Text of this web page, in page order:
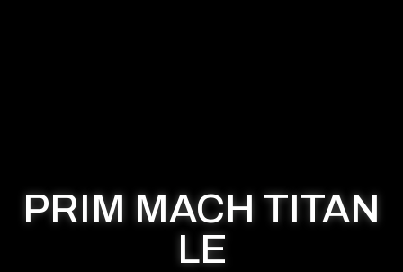
PRIM MACH TITAN
LE